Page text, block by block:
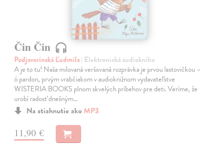
Čin Čin
Podjavorinská Ľudmila| Elektronická audiokniha
A je to tu! Naša milovaná veršovaná rozprávka je prvou lastovičkou –
ó pardon, prvým vrabčiakom v audioknižnom vydavateľstve
WISTERIA BOOKS plnom skvelých príbehov pre deti. Veríme, že
urobí radosť dnešným…
Na stiahnutie ako MP3
11,90 €